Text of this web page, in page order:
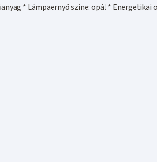
* Lámpaernyő színe: opál * Energetikai